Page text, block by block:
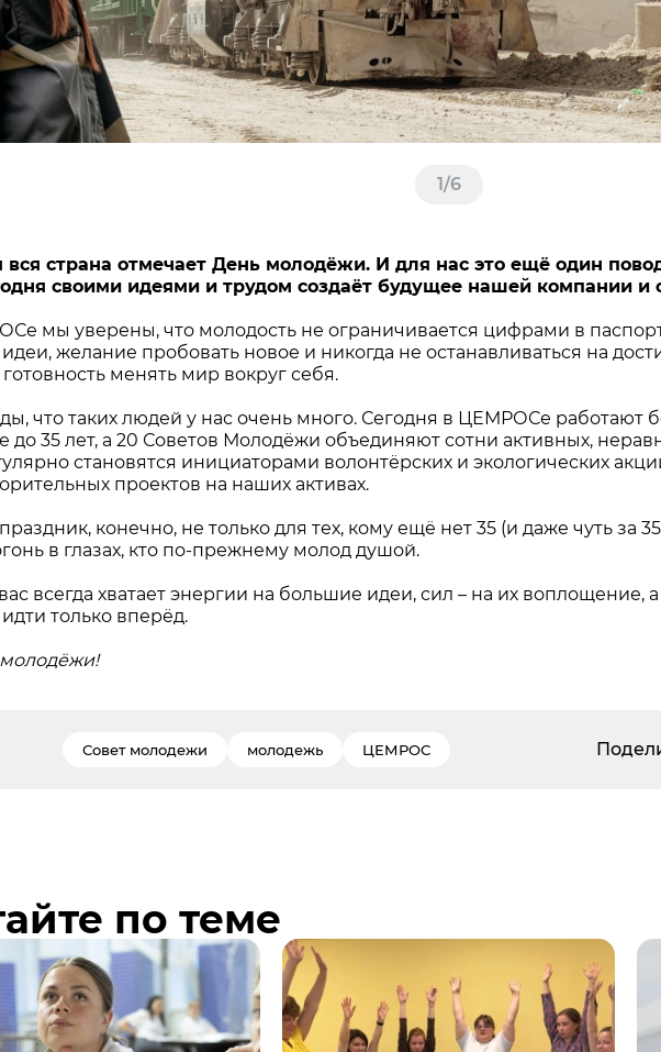
1/6
вся страна отмечает День молодёжи. И для нас это ещё один
своими идеями и трудом создаёт будущее нашей компании и
мы уверены, что молодость не ограничивается цифрами в
желание пробовать новое и никогда не останавливаться на
менять мир вокруг себя.
что таких людей у нас очень много. Сегодня в ЦЕМРОСе работают
до 35 лет, а 20 Советов Молодёжи объединяют сотни активных,
становятся инициаторами волонтёрских и экологических
проектов на наших активах.
конечно, не только для тех, кому ещё нет 35 (и даже чуть за
в глазах, кто по-прежнему молод душой.
всегда хватает энергии на большие идеи, сил – на их
идти только вперёд.
Совет молодежи молодежь ЦЕМРОС
по теме